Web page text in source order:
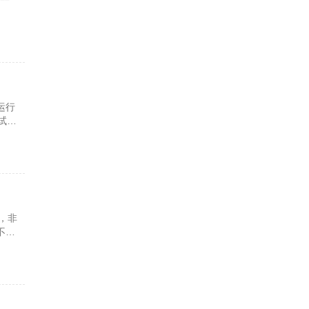
行
非